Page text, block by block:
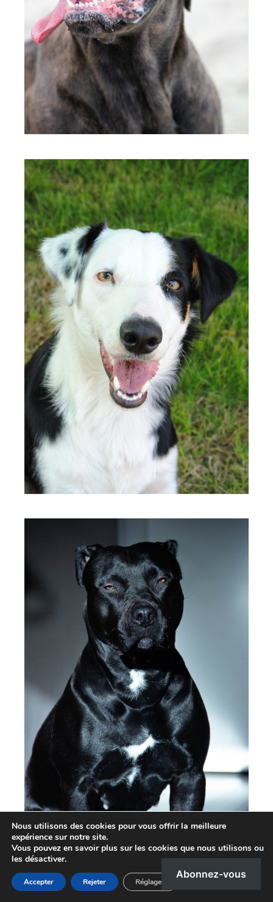
Saisissez votre adresse e-mail…
Nous utilisons des cookies pour vous offrir la meilleure
expérience sur notre site.
Vous pouvez en savoir plus sur les cookies que nous utilisons ou
les désactiver.
Accepter Rejeter Réglages
Abonnez-vous